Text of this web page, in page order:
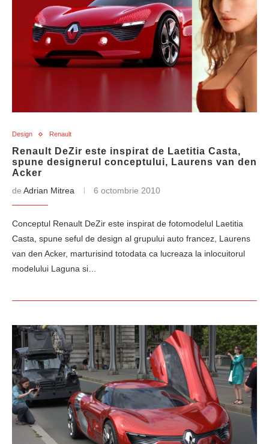
Design Renault
Renault DeZir este inspirat de Laetitia Casta,
spune designerul conceptului, Laurens van den
Acker
de Adrian Mitrea 6 octombrie 2010
Conceptul Renault DeZir este inspirat de fotomodelul Laetitia
Casta, spune seful de design al grupului auto francez, Laurens
van den Acker, marturisind totodata ca lucreaza la inlocuitorul
modelului Laguna si…